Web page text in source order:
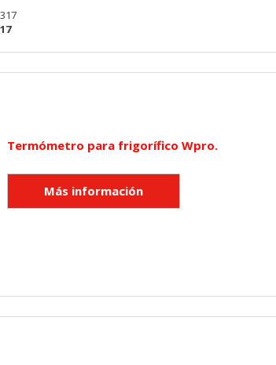
Termómetro para frigorífico Wpro.